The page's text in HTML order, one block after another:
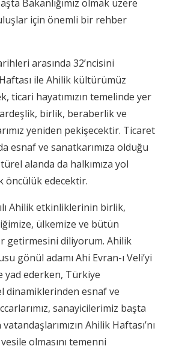
Bakanlığımız olmak üzere
için önemli bir rehber
arasında 32’ncisini
Haftası ile Ahilik kültürümüz
ticari hayatımızın temelinde yer
birlik, beraberlik ve
yeniden pekişecektir. Ticaret
esnaf ve sanatkarımıza olduğu
alanda da halkımıza yol
öncülük edecektir.
Ahilik etkinliklerinin birlik,
ülkemize ve bütün
getirmesini diliyorum. Ahilik
gönül adamı Ahi Evran-ı Veli’yi
yad ederken, Türkiye
dinamiklerinden esnaf ve
sanayicilerimiz başta
Ahilik Haftası’nı
olmasını temenni